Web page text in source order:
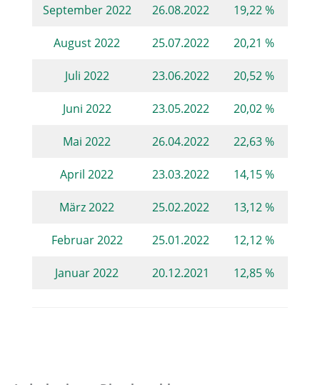
September 2022
26.08.2022
19,22 %
August 2022
25.07.2022
20,21 %
Juli 2022
23.06.2022
20,52 %
Juni 2022
23.05.2022
20,02 %
Mai 2022
26.04.2022
22,63 %
April 2022
23.03.2022
14,15 %
März 2022
25.02.2022
13,12 %
Februar 2022
25.01.2022
12,12 %
Januar 2022
20.12.2021 12,85 %